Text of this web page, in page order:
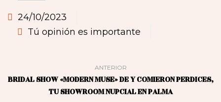
24/10/2023
Tú opinión es importante
ANTERIOR
BRIDAL SHOW «MODERN MUSE» DE Y COMIERON PERDICES,
TU SHOWROOM NUPCIAL EN PALMA